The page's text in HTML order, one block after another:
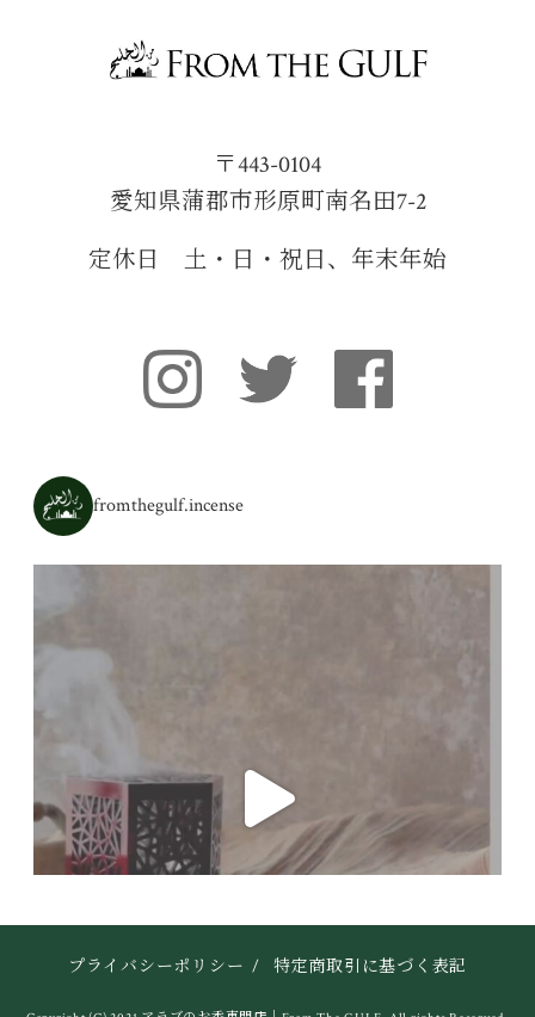
〒443-0104
愛知県蒲郡市形原町南名田7-2
定休日 土・日・祝日、年末年始
fromthegulf.incense
プライバシーポリシー / 特定商取引に基づく表記